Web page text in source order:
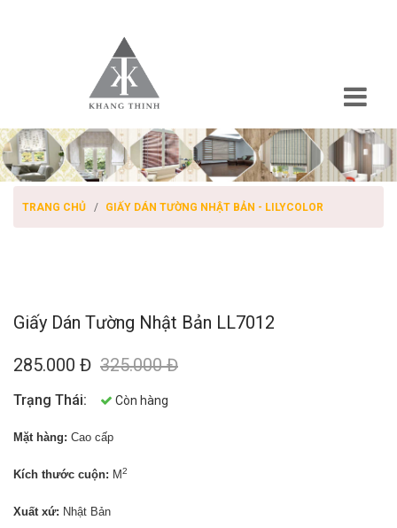
TRANG CHỦ GIẤY DÁN TƯỜNG NHẬT BẢN - LILYCOLOR
Giấy Dán Tường Nhật Bản LL7012
285.000 Đ 325.000 Đ
Trạng Thái: Còn hàng
Mặt hàng: Cao cấp
Kích thước cuộn: M2
Xuất xứ: Nhật Bản